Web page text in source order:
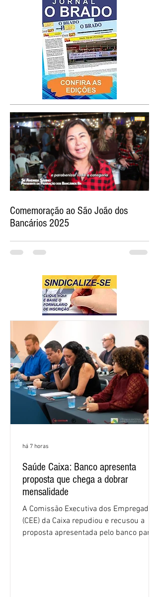
Comemoração ao São João dos
Bancários 2025
Saúde Caixa: Banco apresenta
proposta que chega a dobrar
mensalidade
A Comissão Executiva dos Empregados
(CEE) da Caixa repudiou e recusou a
proposta apresentada pelo banco para o
há 7 horas